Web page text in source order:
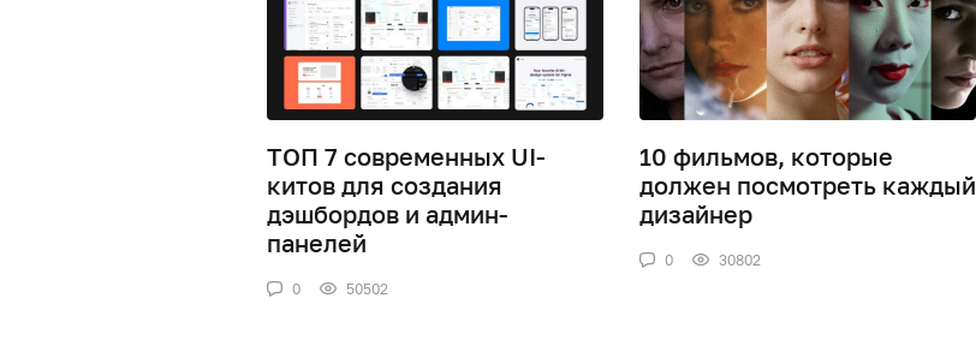
ТОП 7 современных UI-
китов для создания
дэшбордов и админ-
панелей
0 50502
10 фильмов, которые
должен посмотреть каждый
дизайнер
0 30802